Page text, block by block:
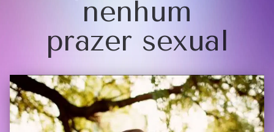
nenhum
prazer sexual